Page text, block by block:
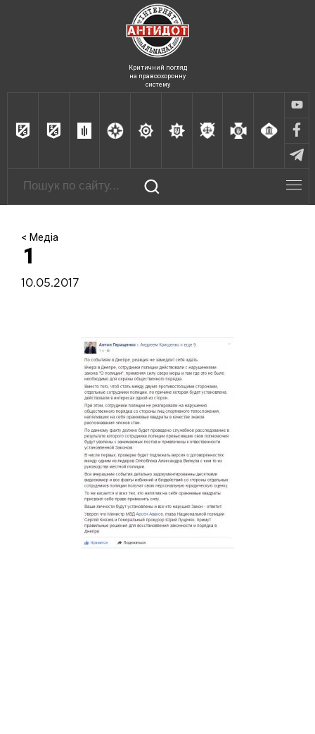
Критичний погляд
на правоохоронну
систему
< Медіа
1
10.05.2017